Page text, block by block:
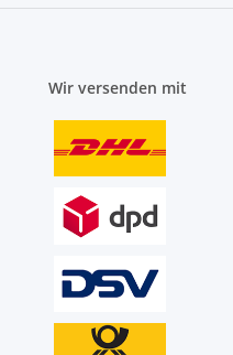
Wir versenden mit